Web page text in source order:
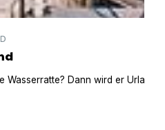
Wasserratte? Dann wird er